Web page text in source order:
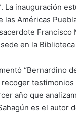
La inauguración
Américas
en la
“Bernardino
año que
es el autor